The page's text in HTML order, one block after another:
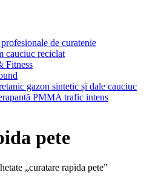
de curatenie
cauciuc reciclat
Fitness
gazon sintetic și dale cauciuc
PMMA trafic intens
pete
„curatare rapida pete”